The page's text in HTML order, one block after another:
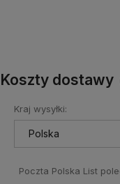
Koszty dostawy
Kraj wysyłki:
Poczta Polska List